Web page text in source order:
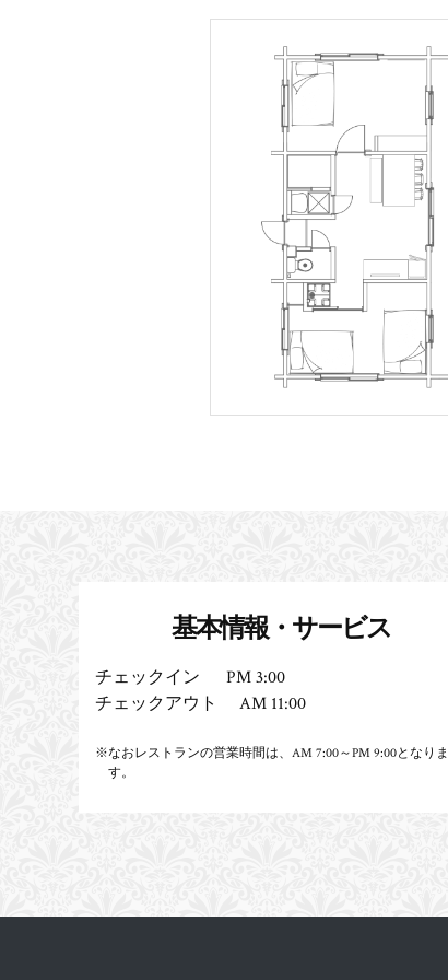
基本情報・サービス
チェックイン PM 3:00
チェックアウト AM 11:00
※なおレストランの営業時間は、AM 7:00～PM 9:00となりま
す。